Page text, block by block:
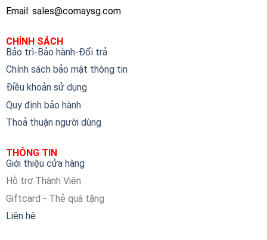
Email: sales@comaysg.com
CHÍNH SÁCH
Bảo trì-Bảo hành-Đổi trả
Chính sách bảo mật thông tin
Điều khoản sử dụng
Quy định bảo hành
Thoả thuận người dùng
THÔNG TIN
Giới thiệu cửa hàng
Hỗ trợ Thành Viên
Giftcard - Thẻ quà tặng
Liên hệ